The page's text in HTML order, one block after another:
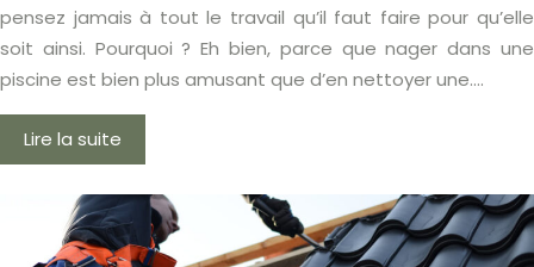
pensez jamais à tout le travail qu’il faut faire pour qu’elle
soit ainsi. Pourquoi ? Eh bien, parce que nager dans une
piscine est bien plus amusant que d’en nettoyer une….
Lire la suite